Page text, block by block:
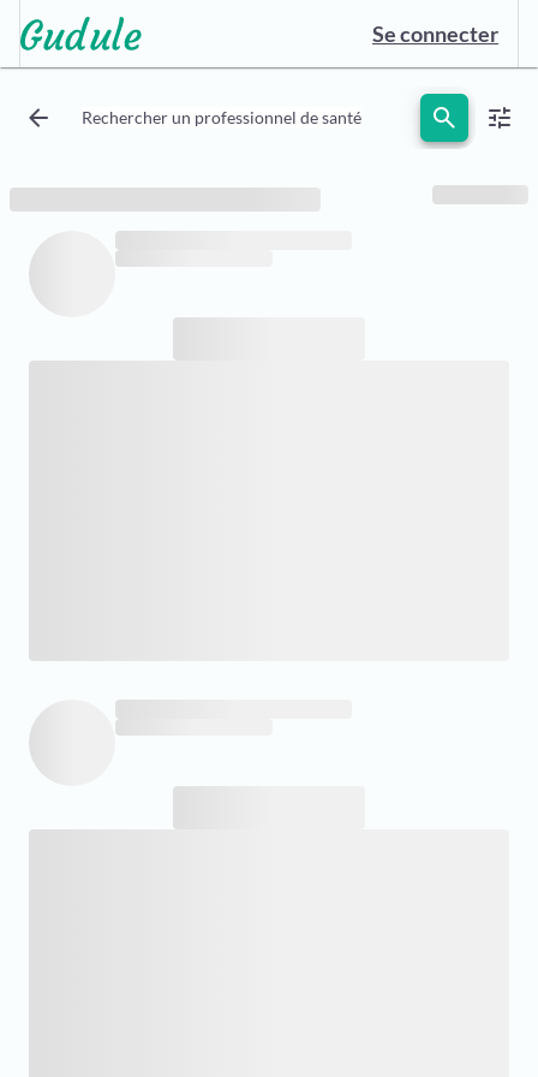
Se connecter
arrow_back Rechercher un professionnel de santé search tune